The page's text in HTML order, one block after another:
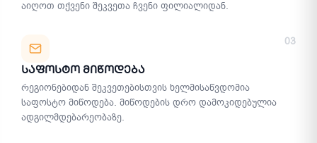
აიღოთ თქვენი შეკვეთა ჩვენი ფილიალიდან.
03
Საფოსტო Მიწოდება
რეგიონებიდან შეკვეთებისთვის ხელმისაწვდომია
საფოსტო მიწოდება. მიწოდების დრო დამოკიდებულია
ადგილმდებარეობაზე.